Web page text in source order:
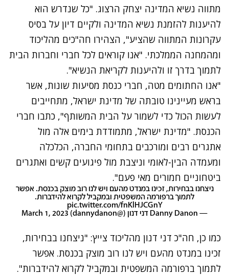
מתווה נשיא המדינה יצחק הרצוג. "כל שנדרש הוא
להיענות להזמנת נשיא המדינה ולקיים דיון על בסיס
עקרונות המתווה שהציע", הצהירו חה"כים מהליכוד
ומהמחנה הממלכתי. "אנו קוראים לכל חברי וחברות הבית
לתמוך בדרך זו ולהיענות לקריאת הנשיא".
"אנו החתומים מטה, חברי כנסת מסיעות שונות, אשר
בראש מעיינינו טובתה של מדינת ישראל, מתחייבים
לעשות הכול כדי לשמור על הבית המשותף", כתבו חברי
הכנסת. "מדינת ישראל, מתמודדת בימים אלה מול
אתגרים רבים ומורכבים בתחומי החברה, הכלכלה
ומעמדה הבין-לאומי וניצבת מול פיגועים קשים ואתגרים
ביטחוניים חמורים מאי פעם".
ניצחנו בבחירות, זכינו במנדט מהעם ויש לנו רוב מוצק בכנסת. אפשר
לתמוך ברפורמה המשפטית ובמקביל לקרוא להידברות.
pic.twitter.com/fnKlHJCGnY
— Danny Danon דני דנון (@dannydanon)
March 1, 2023
כמו כן, חה"כ דני דנון מהליכוד צייץ: "ניצחנו בבחירות,
זכינו במנדט מהעם ויש לנו רוב מוצק בכנסת. אפשר
לתמוך ברפורמה המשפטית ובמקביל לקרוא להידברות".